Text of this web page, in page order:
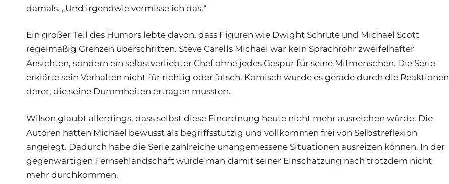
damals. „Und irgendwie vermisse ich das.“
Ein großer Teil des Humors lebte davon, dass Figuren wie Dwight Schrute und Michael Scott
regelmäßig Grenzen überschritten. Steve Carells Michael war kein Sprachrohr zweifelhafter
Ansichten, sondern ein selbstverliebter Chef ohne jedes Gespür für seine Mitmenschen. Die Serie
erklärte sein Verhalten nicht für richtig oder falsch. Komisch wurde es gerade durch die Reaktionen
derer, die seine Dummheiten ertragen mussten.
Wilson glaubt allerdings, dass selbst diese Einordnung heute nicht mehr ausreichen würde. Die
Autoren hätten Michael bewusst als begriffsstutzig und vollkommen frei von Selbstreflexion
angelegt. Dadurch habe die Serie zahlreiche unangemessene Situationen ausreizen können. In der
gegenwärtigen Fernsehlandschaft würde man damit seiner Einschätzung nach trotzdem nicht
mehr durchkommen.